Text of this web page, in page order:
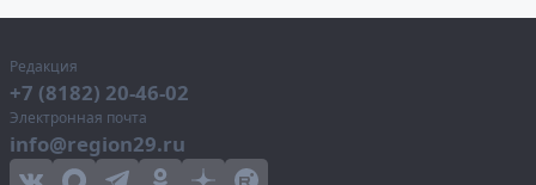
Редакция
+7 (8182) 20-46-02
Электронная почта
info@region29.ru